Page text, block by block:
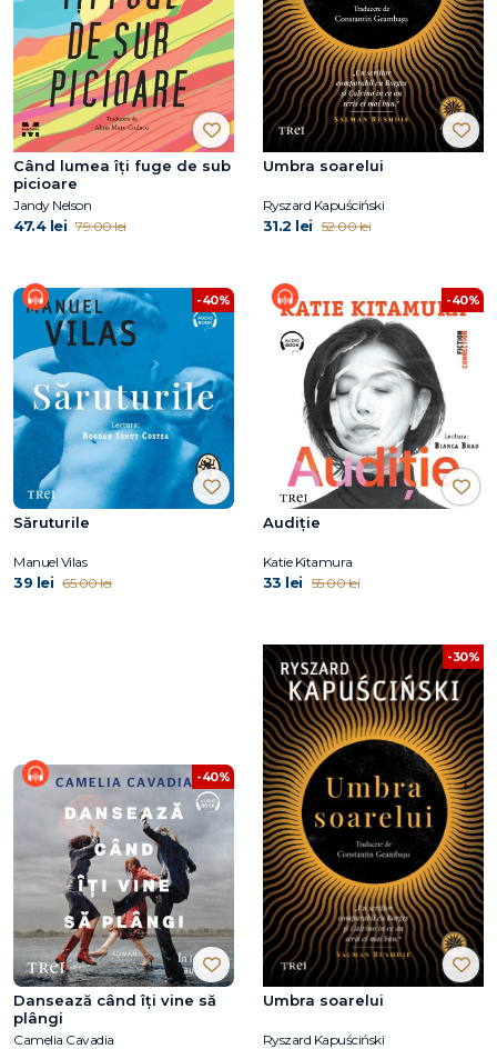
Când lumea îți fuge de sub
picioare
Jandy Nelson
47.4 lei 79.00 lei
Umbra soarelui
Ryszard Kapuściński
31.2 lei 52.00 lei
-40%
Săruturile
Manuel Vilas
39 lei 65.00 lei
-40%
Audiție
Katie Kitamura
33 lei 55.00 lei
-40%
Dansează când îți vine să
plângi
Camelia Cavadia
-30%
Umbra soarelui
Ryszard Kapuściński